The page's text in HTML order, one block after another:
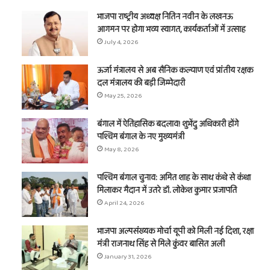
भाजपा राष्ट्रीय अध्यक्ष नितिन नवीन के लखनऊ
आगमन पर होगा भव्य स्वागत, कार्यकर्ताओं में उत्साह
July 4, 2026
ऊर्जा मंत्रालय से अब सैनिक कल्याण एवं प्रांतीय रक्षक
दल मंत्रालय की बड़ी जिम्मेदारी
May 25, 2026
बंगाल में ऐतिहासिक बदलाव! शुभेंदु अधिकारी होंगे
पश्चिम बंगाल के नए मुख्यमंत्री
May 8, 2026
पश्चिम बंगाल चुनाव: अमित शाह के साथ कंधे से कंधा
मिलाकर मैदान में उतरे डॉ. लोकेश कुमार प्रजापति
April 24, 2026
भाजपा अल्पसंख्यक मोर्चा यूपी को मिली नई दिशा, रक्षा
मंत्री राजनाथ सिंह से मिले कुंवर बासित अली
January 31, 2026